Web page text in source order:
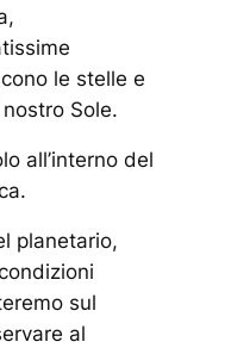
le stelle e
Sole.
all’interno del
planetario,
sul
al